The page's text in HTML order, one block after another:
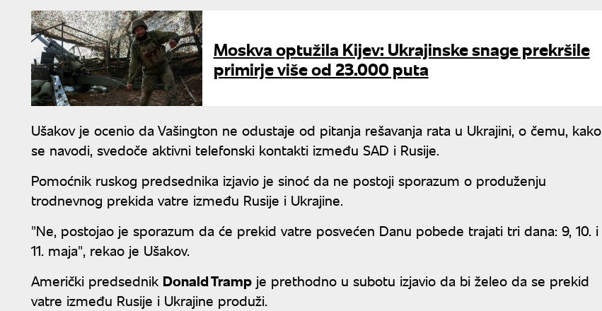
Moskva optužila Kijev: Ukrajinske snage prekršile
primirje više od 23.000 puta
Ušakov je ocenio da Vašington ne odustaje od pitanja rešavanja rata u Ukrajini, o čemu, kako
se navodi, svedoče aktivni telefonski kontakti između SAD i Rusije.
Pomoćnik ruskog predsednika izjavio je sinoć da ne postoji sporazum o produženju
trodnevnog prekida vatre između Rusije i Ukrajine.
"Ne, postojao je sporazum da će prekid vatre posvećen Danu pobede trajati tri dana: 9, 10. i
11. maja", rekao je Ušakov.
Američki predsednik Donald Tramp je prethodno u subotu izjavio da bi želeo da se prekid
vatre između Rusije i Ukrajine produži.